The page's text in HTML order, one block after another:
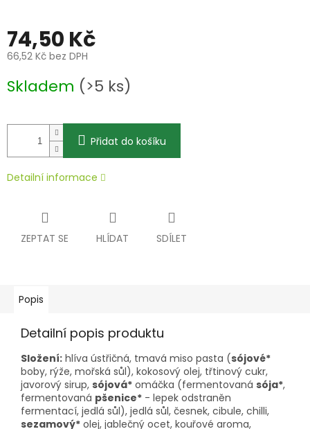
74,50 Kč
66,52 Kč bez DPH
cena:
Skladem (>5 ks)
Přidat do košíku
Detailní informace
ZEPTAT SE HLÍDAT SDÍLET
Popis
Detailní popis produktu
Složení: hlíva ústřičná, tmavá miso pasta (sójové*
boby, rýže, mořská sůl), kokosový olej, třtinový cukr,
javorový sirup, sójová* omáčka (fermentovaná sója*,
fermentovaná pšenice* - lepek odstraněn
fermentací, jedlá sůl), jedlá sůl, česnek, cibule, chilli,
sezamový* olej, jablečný ocet, kouřové aroma,